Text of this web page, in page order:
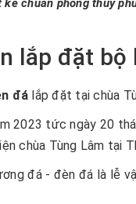
chuẩn phong thủy
lắp đặt bộ
đá lắp đặt tại chùa
2023 tức ngày 20
chùa Tùng Lâm tại
đá - đèn đá là lễ